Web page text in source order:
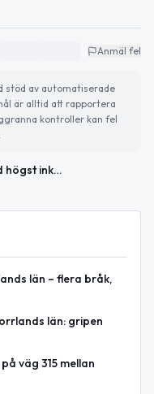
Anmäl fel
stöd av automatiserade
är alltid att rapportera
kontroller kan fel
Topp 30 män med högst inkomst i Ånge
län – flera bråk,
län: gripen
väg 315 mellan